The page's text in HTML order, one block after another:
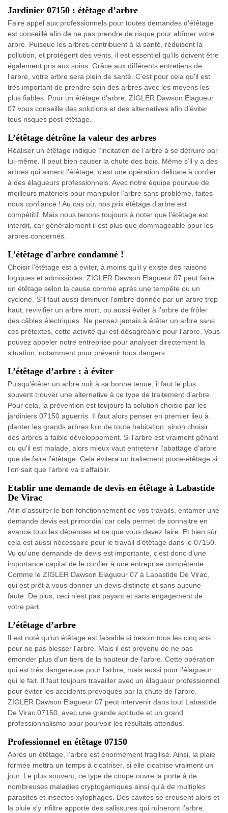
Jardinier 07150 : étêtage d’arbre
Faire appel aux professionnels pour toutes demandes d'étêtage
est conseillé afin de ne pas prendre de risque pour abîmer votre
arbre. Puisque les arbres contribuent à la santé, réduisent la
pollution, et protègent des vents, il est essentiel qu’ils doivent être
également pris aux soins. Grâce aux différents entretiens de
l'arbre, votre arbre sera plein de santé. C'est pour cela qu'il est
très important de prendre soin des arbres avec les moyens les
plus fiables. Pour un étêtage d'arbre, ZIGLER Dawson Elagueur
07 vous conseille des solutions et des alternatives afin d’éviter
tous risques post-étêtage.
L’étêtage détrône la valeur des arbres
Réaliser un étêtage indique l’incitation de l'arbre à se détruire par
lui-même. Il peut bien causer la chute des bois. Même s’il y a des
arbres qui aiment l’étêtage, c’est une opération délicate à confier
à des élagueurs professionnels. Avec notre équipe pourvue de
meilleurs matériels pour manipuler l’arbre sans problème, faites-
nous confiance ! Au cas où, nos prix étêtage d'arbre est
compétitif. Mais nous tenons toujours à noter que l'étêtage est
interdit, car généralement il est plus que dommageable pour les
arbres concernés.
L’étêtage d'arbre condamné !
Choisir l’étêtage est à éviter, à moins qu’il y existe des raisons
logiques et admissibles. ZIGLER Dawson Elagueur 07 peut faire
un étêtage selon la cause comme après une tempête ou un
cyclone. S’il faut aussi diminuer l'ombre donnée par un arbre trop
haut, revivifier un arbre mort, ou aussi éviter à l’arbre de frôler
des câbles électriques. Ne pensez jamais à étêter un arbre sans
ces prétextes, cette activité qui est désagréable pour l'arbre. Vous
pouvez appeler notre entreprise pour analyser directement la
situation, notamment pour prévenir tous dangers.
L’étêtage d’arbre : à éviter
Puisqu’étêter un arbre nuit à sa bonne tenue, il faut le plus
souvent trouver une alternative à ce type de traitement d’arbre.
Pour cela, la prévention est toujours la solution choisie par les
jardiniers 07150 aguerris. Il faut alors penser en premier lieu à
planter les grands arbres loin de toute habitation, sinon choisir
des arbres à faible développement. Si l'arbre est vraiment gênant
ou qu'il est malade, alors mieux vaut entretenir l’abattage d’arbre
que de faire l’étêtage. Cela évitera un traitement poste-étêtage si
l’on sait que l’arbre va s’affaiblir.
Etablir une demande de devis en étêtage à Labastide
De Virac
Afin d’assurer le bon fonctionnement de vos travails, entamer une
demande devis est primordial car cela permet de connaitre en
avance tous les dépenses et ce que vous devez faire. Et bien sûr,
cela est aussi nécessaire pour le travail d’étêtage dans le 07150.
Vu qu’une demande de devis est importante, c’est donc d’une
importance capital de le confier à une entreprise compétente.
Comme le ZIGLER Dawson Elagueur 07 à Labastide De Virac,
qui est prêt à vous donner un devis distincte et sans aucune
faute. De plus, ceci n’est pas payant et sans engagement de
votre part.
L’étêtage d’arbre
Il est noté qu’un étêtage est faisable si besoin tous les cinq ans
pour ne pas blesser l'arbre. Mais il est prévenu de ne pas
émonder plus d'un tiers de la hauteur de l’arbre. Cette opération
qui est très dangereuse pour l'arbre, mais aussi pour l'élagueur
qui le fait. Il faut toujours travailler avec un élagueur professionnel
pour éviter les accidents provoqués par la chute de l'arbre.
ZIGLER Dawson Elagueur 07 peut intervenir dans tout Labastide
De Virac 07150, avec une grande aptitude et un grand
professionnalisme pour pourvoir les résultats attendus.
Professionnel en étêtage 07150
Après un étêtage, l’arbre est énormément fragilisé. Ainsi, la plaie
formée mettra un temps à cicatriser, si elle cicatrise vraiment un
jour. Le plus souvent, ce type de coupe ouvre la porte à de
nombreuses maladies cryptogamiques ainsi qu'à de multiples
parasites et insectes xylophages. Des cavités se creusent alors et
la pluie s'y infiltre apporte des salissures qui ruineront l’arbre.